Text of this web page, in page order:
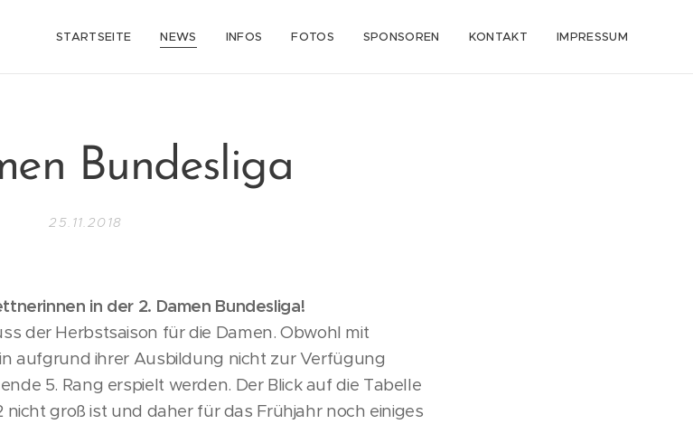
STARTSEITE NEWS INFOS FOTOS SPONSOREN KONTAKT IMPRESSUM
Bundesliga
25.11.2018
in der 2. Damen Bundesliga!
der Herbstsaison für die Damen. Obwohl mit
aufgrund ihrer Ausbildung nicht zur Verfügung
5. Rang erspielt werden. Der Blick auf die Tabelle
groß ist und daher für das Frühjahr noch einiges